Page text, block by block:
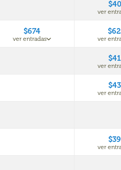
ver
$674
ver entradas ver
ver
ver
ver